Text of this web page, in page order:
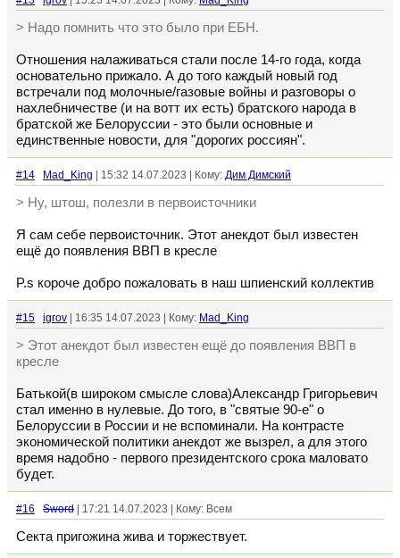
> Надо помнить что это было при ЕБН.
Отношения налаживаться стали после 14-го года, когда
основательно прижало. А до того каждый новый год
встречали под молочные/газовые войны и разговоры о
нахлебничестве (и на вотт их есть) братского народа в
братской же Белоруссии - это были основные и
единственные новости, для "дорогих россиян".
#14 Mad_King | 15:32 14.07.2023 | Кому: Дим Димский
> Ну, штош, полезли в первоисточники
Я сам себе первоисточник. Этот анекдот был известен
ещё до появления ВВП в кресле
P.s короче добро пожаловать в наш шпиенский коллектив
#15 igrov | 16:35 14.07.2023 | Кому: Mad_King
> Этот анекдот был известен ещё до появления ВВП в
кресле
Батькой(в широком смысле слова)Александр Григорьевич
стал именно в нулевые. До того, в "святые 90-е" о
Белоруссии в России и не вспоминали. На контрасте
экономической политики анекдот же вызрел, а для этого
время надобно - первого президентского срока маловато
будет.
#16 Sword | 17:21 14.07.2023 | Кому: Всем
Секта пригожина жива и торжествует.